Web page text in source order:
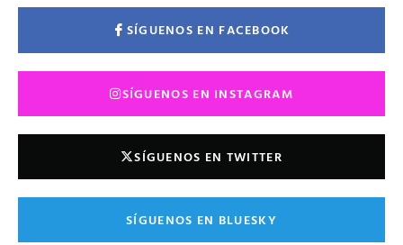
SÍGUENOS EN FACEBOOK
SÍGUENOS EN INSTAGRAM
SÍGUENOS EN TWITTER
SÍGUENOS EN BLUESKY